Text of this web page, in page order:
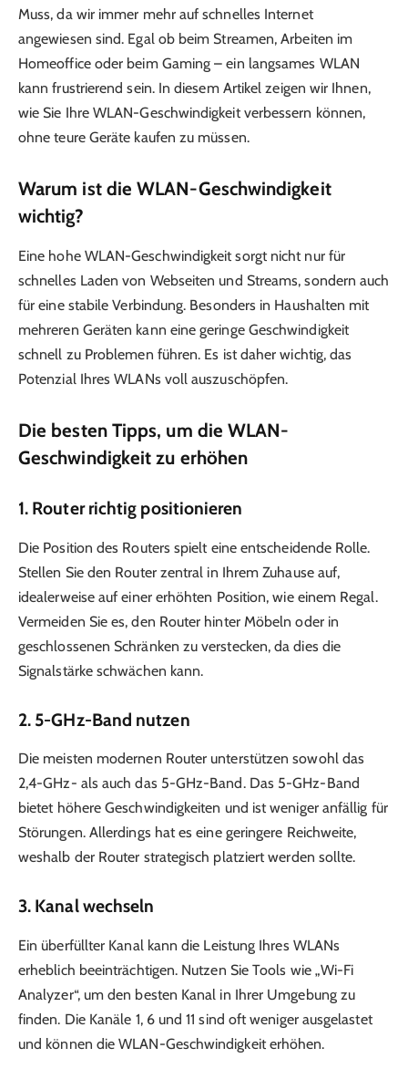
Muss, da wir immer mehr auf schnelles Internet
angewiesen sind. Egal ob beim Streamen, Arbeiten im
Homeoffice oder beim Gaming – ein langsames WLAN
kann frustrierend sein. In diesem Artikel zeigen wir Ihnen,
wie Sie Ihre WLAN-Geschwindigkeit verbessern können,
ohne teure Geräte kaufen zu müssen.
Warum ist die WLAN-Geschwindigkeit
wichtig?
Eine hohe WLAN-Geschwindigkeit sorgt nicht nur für
schnelles Laden von Webseiten und Streams, sondern auch
für eine stabile Verbindung. Besonders in Haushalten mit
mehreren Geräten kann eine geringe Geschwindigkeit
schnell zu Problemen führen. Es ist daher wichtig, das
Potenzial Ihres WLANs voll auszuschöpfen.
Die besten Tipps, um die WLAN-
Geschwindigkeit zu erhöhen
1. Router richtig positionieren
Die Position des Routers spielt eine entscheidende Rolle.
Stellen Sie den Router zentral in Ihrem Zuhause auf,
idealerweise auf einer erhöhten Position, wie einem Regal.
Vermeiden Sie es, den Router hinter Möbeln oder in
geschlossenen Schränken zu verstecken, da dies die
Signalstärke schwächen kann.
2. 5-GHz-Band nutzen
Die meisten modernen Router unterstützen sowohl das
2,4-GHz- als auch das 5-GHz-Band. Das 5-GHz-Band
bietet höhere Geschwindigkeiten und ist weniger anfällig für
Störungen. Allerdings hat es eine geringere Reichweite,
weshalb der Router strategisch platziert werden sollte.
3. Kanal wechseln
Ein überfüllter Kanal kann die Leistung Ihres WLANs
erheblich beeinträchtigen. Nutzen Sie Tools wie „Wi-Fi
Analyzer“, um den besten Kanal in Ihrer Umgebung zu
finden. Die Kanäle 1, 6 und 11 sind oft weniger ausgelastet
und können die WLAN-Geschwindigkeit erhöhen.